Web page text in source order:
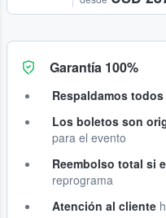
Garantía 100%
Respaldamos
Los boletos son
para el evento
Reembolso total si
reprograma
Atención al cliente